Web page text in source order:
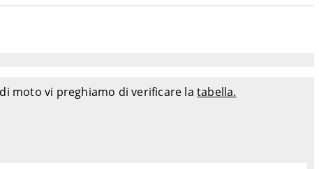
moto vi preghiamo di verificare latabella.